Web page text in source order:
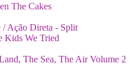
The Cakes
/ Ação Direta - Split
Kids We Tried
The Sea, The Air Volume 2